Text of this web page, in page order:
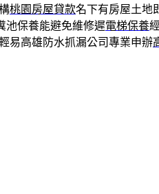
桃園房屋貸款名下有房屋土地
池保養能避免維修遲電梯保養
易高雄防水抓漏公司專業申辦